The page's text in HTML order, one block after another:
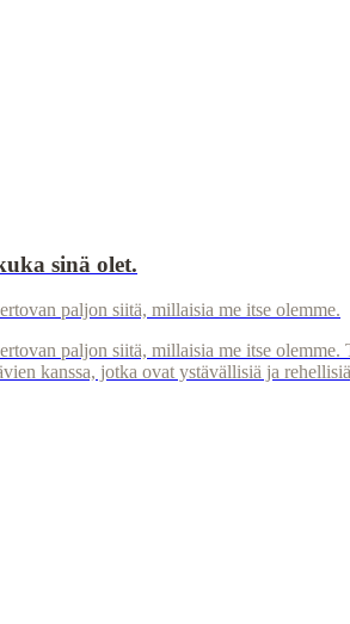
sinä olet.
paljon siitä, millaisia me itse olemme.
paljon siitä, millaisia me itse
kanssa, jotka ovat ystävällisiä ja